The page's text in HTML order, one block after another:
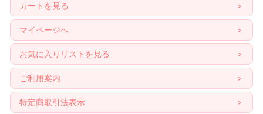
カートを見る
マイページへ
お気に入りリストを見る
ご利用案内
特定商取引法表示